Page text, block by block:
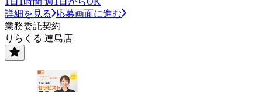
詳細を見る
応募画面に進む
業務委託契約
りらくる 連島店